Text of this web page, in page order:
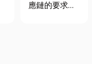
應鏈的要求，